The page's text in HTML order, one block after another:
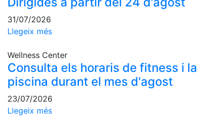
Tennis
Quadres
de Joc
d'Honor
Històric
del
Campionat
Social
31/07/2026
Llegeix més
Wellness Center
Consulta els horaris de fitness i la
piscina durant el mes d'agost
23/07/2026
Llegeix més